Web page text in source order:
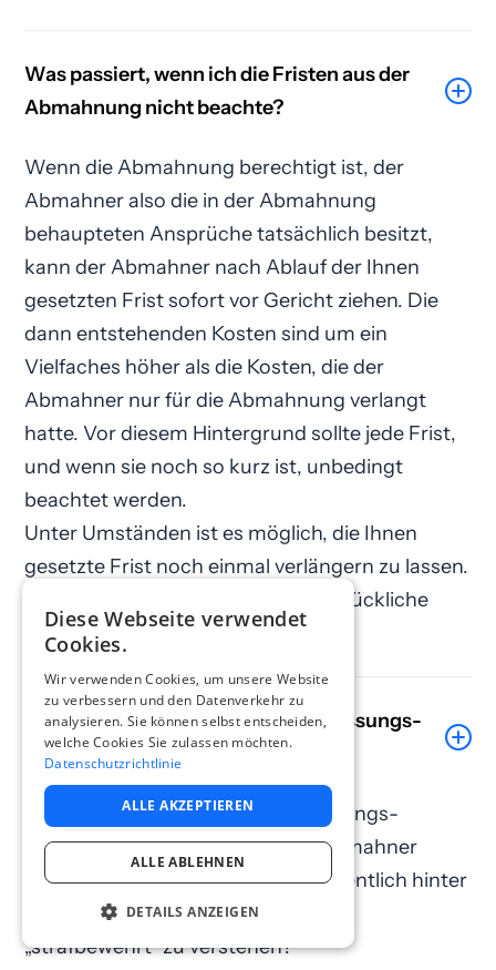
Was passiert, wenn ich die Fristen aus der
Abmahnung nicht beachte?
Wenn die Abmahnung berechtigt ist, der
Abmahner also die in der Abmahnung
behaupteten Ansprüche tatsächlich besitzt,
kann der Abmahner nach Ablauf der Ihnen
gesetzten Frist sofort vor Gericht ziehen. Die
dann entstehenden Kosten sind um ein
Vielfaches höher als die Kosten, die der
Abmahner nur für die Abmahnung verlangt
hatte. Vor diesem Hintergrund sollte jede Frist,
und wenn sie noch so kurz ist, unbedingt
beachtet werden.
Unter Umständen ist es möglich, die Ihnen
gesetzte Frist noch einmal verlängern zu lassen.
Dafür benötigen Sie aber das ausdrückliche
Okay des Abmahners.
Was ist eine strafbewehrte Unterlassungs­
erklärung?
Keine Abmahnung ohne Unterlassungs­
erklärung. Sie ist das, was jeder Abmahner
möchte. Aber was verbirgt sich eigentlich hinter
diesem Begriff? Und was ist unter
„strafbewehrt“ zu verstehen?
Diese Webseite verwendet
Cookies.
Wir verwenden Cookies, um unsere Website
zu verbessern und den Datenverkehr zu
analysieren. Sie können selbst entscheiden,
welche Cookies Sie zulassen möchten.
Datenschutzrichtlinie
ALLE AKZEPTIEREN
ALLE ABLEHNEN
DETAILS ANZEIGEN